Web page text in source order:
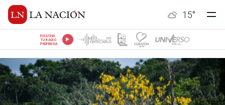
15°
ESCUCHÁ
TU RADIO
PREFERIDA